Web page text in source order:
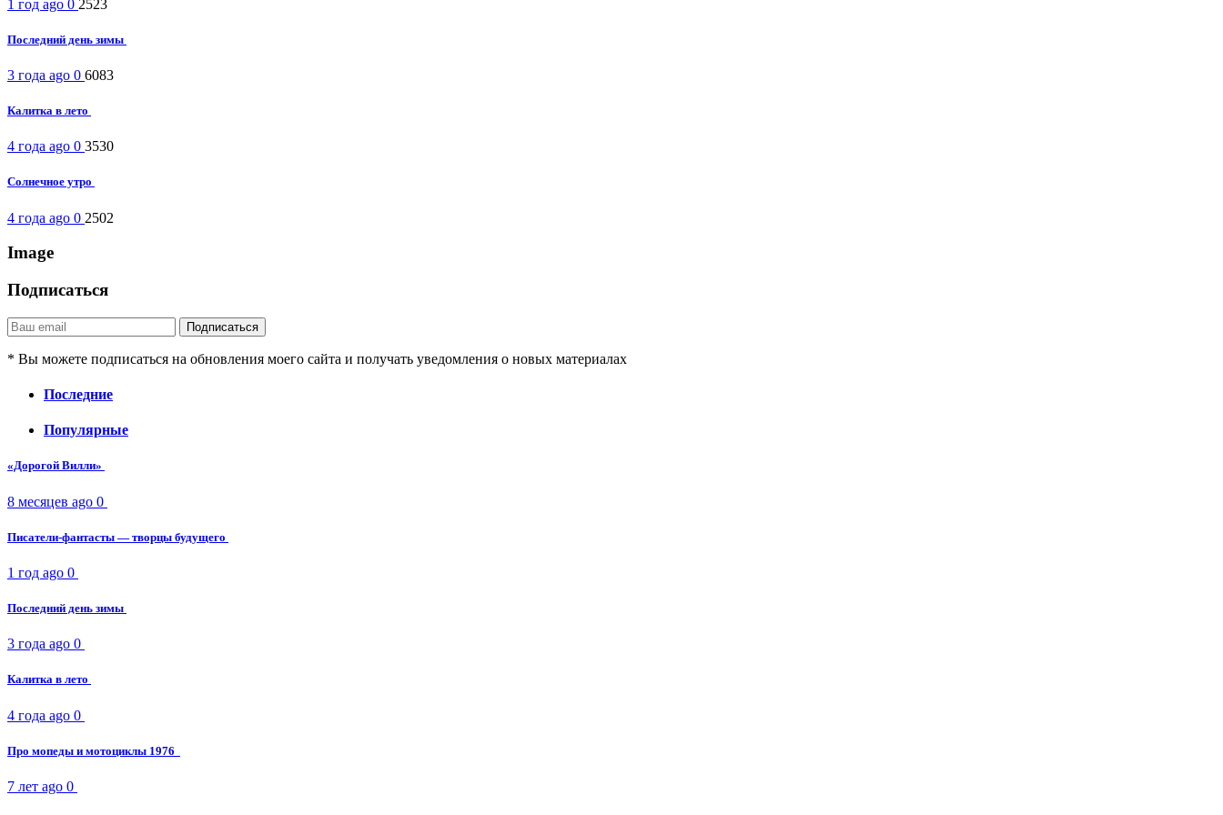
1 год ago 0 2523
Последний день зимы
3 года ago 0 6083
Калитка в лето
4 года ago 0 3530
Солнечное утро
4 года ago 0 2502
Image
Подписаться
* Вы можете подписаться на обновления моего сайта и получать уведомления о новых материалах
Последние
Популярные
«Дорогой Вилли»
8 месяцев ago 0
Писатели-фантасты — творцы будущего
1 год ago 0
Последний день зимы
3 года ago 0
Калитка в лето
4 года ago 0
Про мопеды и мотоциклы 1976
7 лет ago 0